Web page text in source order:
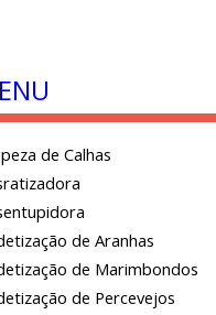
de Calhas
de Aranhas
de Marimbondos
de Percevejos